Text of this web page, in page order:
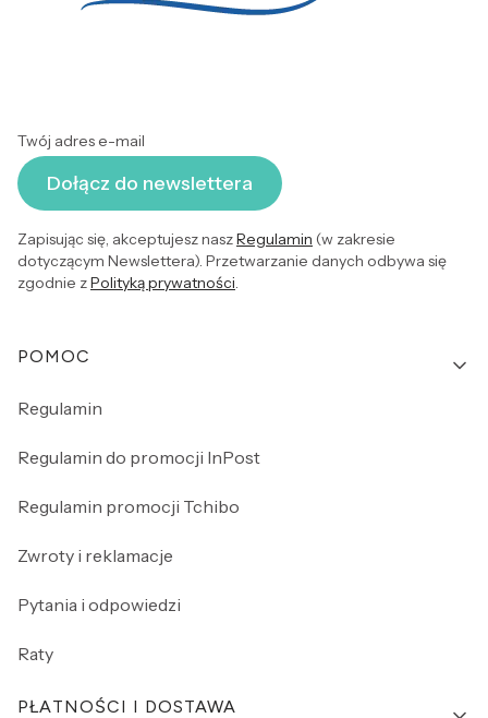
Twój adres e-mail
Dołącz do newslettera
Zapisując się, akceptujesz naszRegulamin (w zakresie
dotyczącym Newslettera). Przetwarzanie danych odbywa się
zgodnie zPolityką prywatności.
Linki w stopce
POMOC
Regulamin
Regulamin do promocji InPost
Regulamin promocji Tchibo
Zwroty i reklamacje
Pytania i odpowiedzi
Raty
PŁATNOŚCI I DOSTAWA